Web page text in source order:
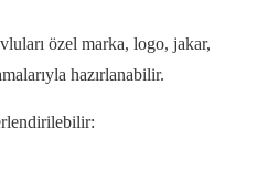
özel marka, logo, jakar,
hazırlanabilir.